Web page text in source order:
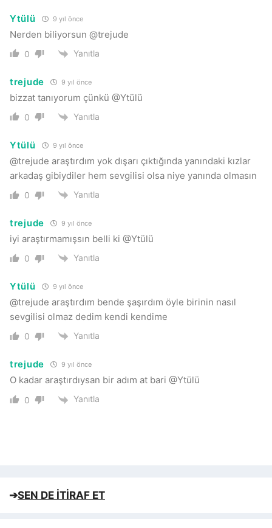
Ytülü 9 yıl önce
Nerden biliyorsun @trejude
0 Yanıtla
trejude 9 yıl önce
bizzat tanıyorum çünkü @Ytülü
0 Yanıtla
Ytülü 9 yıl önce
@trejude araştırdım yok dışarı çıktığında yanındaki kızlar
arkadaş gibiydiler hem sevgilisi olsa niye yanında olmasın
0 Yanıtla
trejude 9 yıl önce
iyi araştırmamışsın belli ki @Ytülü
0 Yanıtla
Ytülü 9 yıl önce
@trejude araştırdım bende şaşırdım öyle birinin nasıl
sevgilisi olmaz dedim kendi kendime
0 Yanıtla
trejude 9 yıl önce
O kadar araştırdıysan bir adım at bari @Ytülü
0 Yanıtla
➔SEN DE İTİRAF ET